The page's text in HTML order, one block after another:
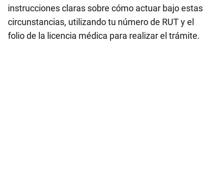
instrucciones claras sobre cómo actuar bajo estas
circunstancias, utilizando tu número de RUT y el
folio de la licencia médica para realizar el trámite.